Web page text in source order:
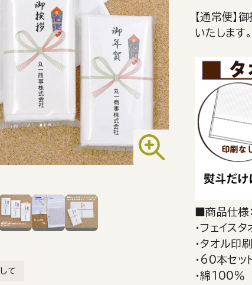
て
【通常便】
いたします。
■商品仕様：
・フェイスタ
・タオル印
・60本セッ
・綿100％